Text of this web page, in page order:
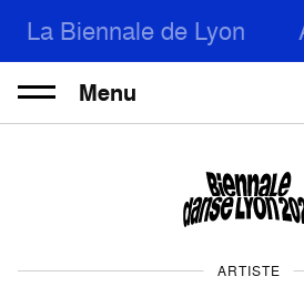
La Biennale de Lyon
Menu
ARTISTE